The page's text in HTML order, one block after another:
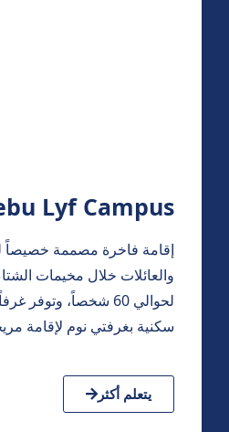
Lyf Campus
إقامة فاخرة مصممة خصيصاً
والعائلات خلال مخيمات
لحوالي 60 شخصاً،
سكنية بغرفتي نوم لإقامة
يتعلم أكثر